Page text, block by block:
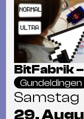
BitFabrik
Gundeldingen
Samstag
29.